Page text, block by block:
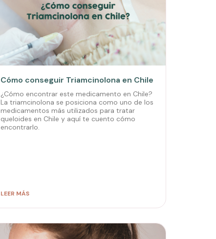
Cómo conseguir Triamcinolona en Chile
¿Cómo encontrar este medicamento en Chile?
La triamcinolona se posiciona como uno de los
medicamentos más utilizados para tratar
queloides en Chile y aquí te cuento cómo
encontrarlo.
LEER MÁS